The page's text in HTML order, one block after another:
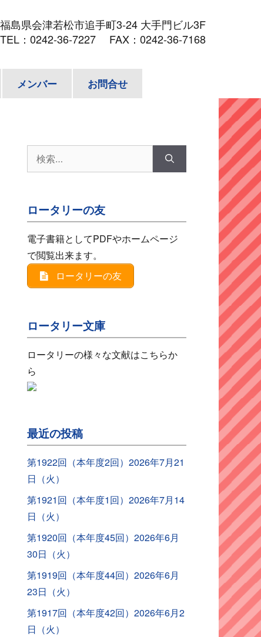
福島県会津若松市追手町3-24 大手門ビル3F
TEL： 0242-36-7227 FAX：0242-36-7168
メンバー お問合せ
索:
ロータリーの友
電子書籍としてPDFやホームページ
で閲覧出来ます。
ロータリーの友
ロータリー文庫
ロータリーの様々な文献はこちらか
ら
最近の投稿
第1922回（本年度2回）2026年7月21
日（火）
第1921回（本年度1回）2026年7月14
日（火）
第1920回（本年度45回）2026年6月
30日（火）
第1919回（本年度44回）2026年6月
23日（火）
第1917回（本年度42回）2026年6月2
日（火）